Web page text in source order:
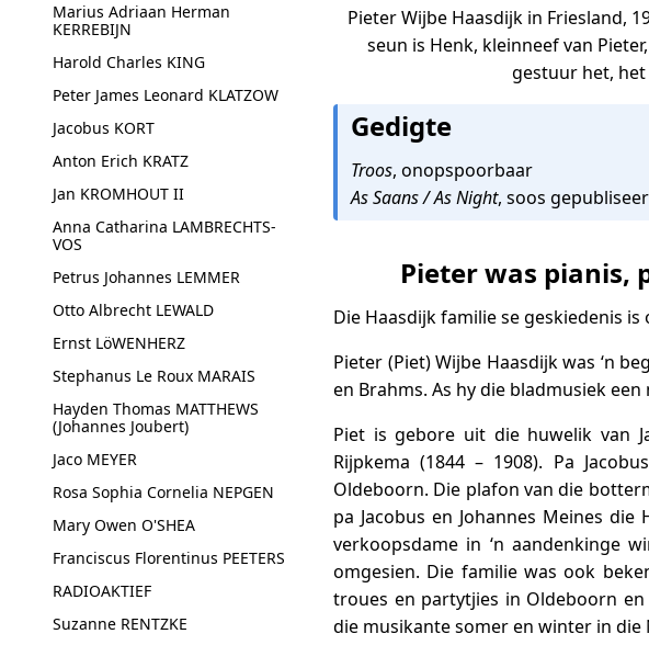
Marius Adriaan Herman
KERREBIJN
Harold Charles KING
Peter James Leonard KLATZOW
Jacobus KORT
Anton Erich KRATZ
Jan KROMHOUT II
Anna Catharina LAMBRECHTS-
VOS
Petrus Johannes LEMMER
Otto Albrecht LEWALD
Ernst LöWENHERZ
Stephanus Le Roux MARAIS
Hayden Thomas MATTHEWS
(Johannes Joubert)
Jaco MEYER
Rosa Sophia Cornelia NEPGEN
Mary Owen O'SHEA
Franciscus Florentinus PEETERS
RADIOAKTIEF
Suzanne RENTZKE
Pieter Wijbe Haasdijk in Friesland,
seun is Henk, kleinneef van
gestuur het, het
Gedigte
Troos, onopspoorbaar
As Saans / As Night, soos
Pieter was pianis,
Die Haasdijk familie se geskiedenis is
Pieter (Piet) Wijbe Haasdijk was ‘n
en Brahms. As hy die bladmusiek
Piet is gebore uit die huwelik van
Rijpkema (1844 – 1908). Pa
Oldeboorn. Die plafon van die
pa Jacobus en Johannes Meines
verkoopsdame in ‘n aandenkinge
omgesien. Die familie was ook
troues en partytjies in Oldeboorn
die musikante somer en winter in